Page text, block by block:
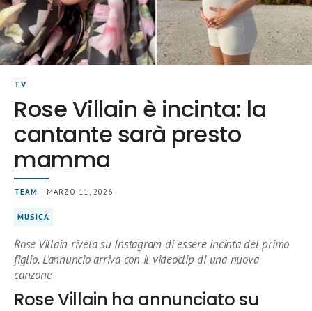
TV
Rose Villain è incinta: la
cantante sarà presto
mamma
TEAM | MARZO 11, 2026
MUSICA
Rose Villain rivela su Instagram di essere incinta del primo
figlio. L’annuncio arriva con il videoclip di una nuova
canzone
Rose Villain ha annunciato su